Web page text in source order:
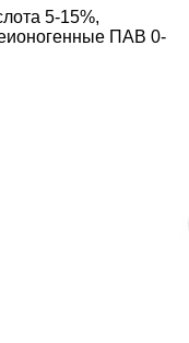
5-15%,
ПАВ 0-